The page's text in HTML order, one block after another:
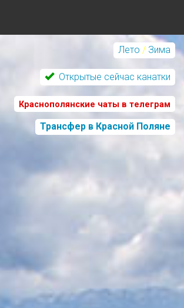
Лето / Зима
Открытые сейчас канатки
Краснополянские чаты в телеграм
Трансфер в Красной Поляне